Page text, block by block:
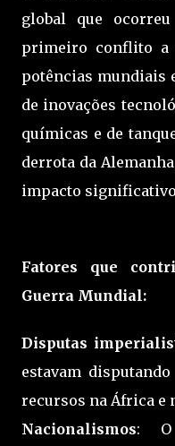
global que
primeiro conflito a
potências mundiais
de inovações
químicas e de
derrota da
impacto
Fatores que
Guerra Mundial:
Disputas
estavam
recursos na África e
Nacionalismos: O